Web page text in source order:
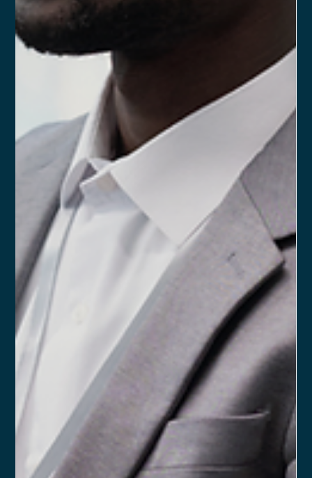
Ronald Souza
13 de mai. de 2025
Quais são os mecanismos
indispensáveis em um Acordo de
Sócios?
No mercado financeiro, o modelo societário é amplamente
adotado pelas consultorias assessorias e demais escritórios
de investimentos. Nesse contexto, o Acordo de Sócios se
destaca como instrumento fundamental para garantir a
clareza nas relações entre sócios, minimizar riscos de
conflitos e fortalecer a governança interna.